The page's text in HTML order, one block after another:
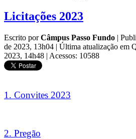
Licitações 2023
Escrito porCâmpus Passo Fundo |
de 2023, 13h04 | Última atualização em
2023, 14h48 | Acessos: 10588
1. Convites 2023
2. Pregão